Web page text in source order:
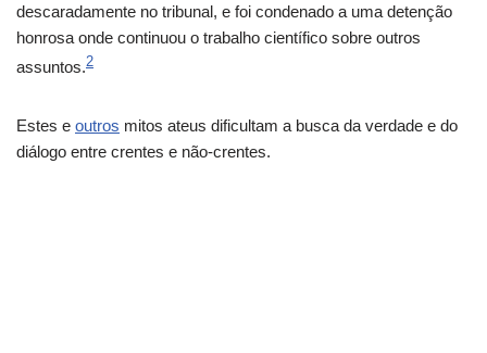
descaradamente no tribunal, e foi condenado a uma detenção
honrosa onde continuou o trabalho científico sobre outros
assuntos.2
Estes e outros mitos ateus dificultam a busca da verdade e do
diálogo entre crentes e não-crentes.